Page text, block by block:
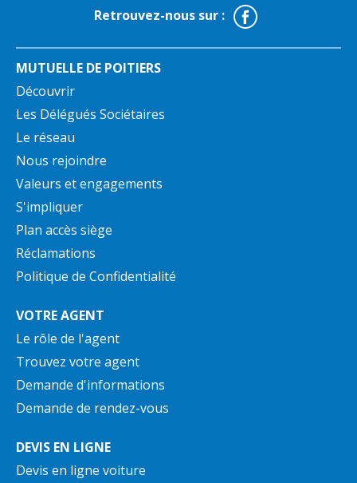
Retrouvez-nous sur : Facebook
MUTUELLE DE POITIERS
Découvrir
Les Délégués Sociétaires
Le réseau
Nous rejoindre
Valeurs et engagements
S'impliquer
Plan accès siège
Réclamations
Politique de Confidentialité
VOTRE AGENT
Le rôle de l'agent
Trouvez votre agent
Demande d'informations
Demande de rendez-vous
DEVIS EN LIGNE
Devis en ligne voiture